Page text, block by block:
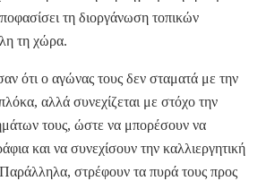
τη διοργάνωση τοπικών
τη χώρα.
ότι ο αγώνας τους δεν σταματά με την
αλλά συνεχίζεται με στόχο την
τους, ώστε να μπορέσουν να
και να συνεχίσουν την καλλιεργητική
στρέφουν τα πυρά τους προς